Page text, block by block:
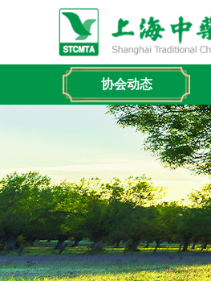
协会动态